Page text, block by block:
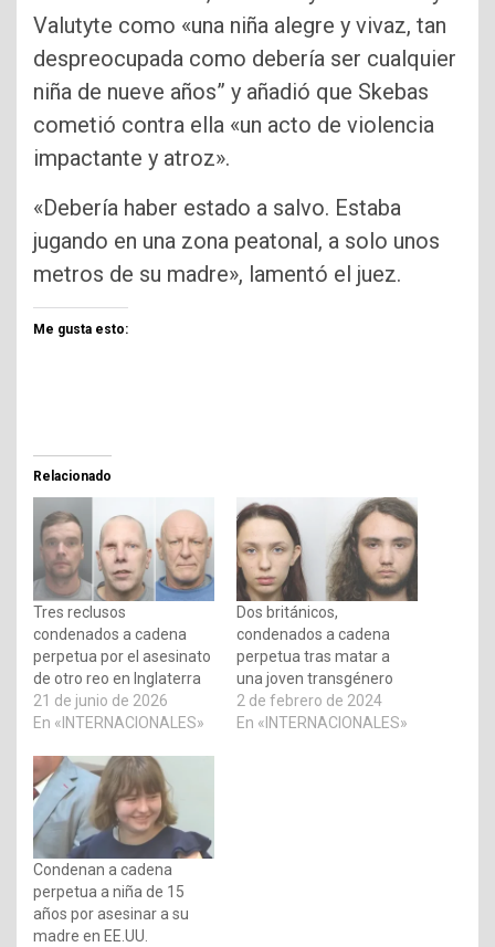
Valutyte como «una niña alegre y vivaz, tan
despreocupada como debería ser cualquier
niña de nueve años” y añadió que Skebas
cometió contra ella «un acto de violencia
impactante y atroz».
«Debería haber estado a salvo. Estaba
jugando en una zona peatonal, a solo unos
metros de su madre», lamentó el juez.
Me gusta esto:
Relacionado
Tres reclusos
condenados a cadena
perpetua por el asesinato
de otro reo en Inglaterra
21 de junio de 2026
En «INTERNACIONALES»
Dos británicos,
condenados a cadena
perpetua tras matar a
una joven transgénero
2 de febrero de 2024
En «INTERNACIONALES»
Condenan a cadena
perpetua a niña de 15
años por asesinar a su
madre en EE.UU.